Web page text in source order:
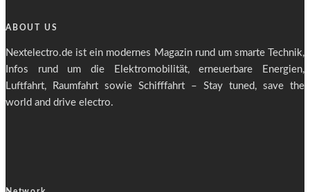
ABOUT US
Nextelectro.de ist ein modernes Magazin rund um smarte Technik,
Infos rund um die Elektromobilität, erneuerbare Energien,
Luftfahrt, Raumfahrt sowie Schifffahrt – Stay tuned, save the
world and drive electro.